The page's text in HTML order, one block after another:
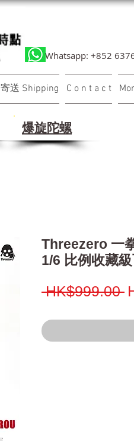
Whatsapp: +852
寄送 Shipping C o n t a c t
​爆旋陀螺
Threezero 一
1/6 比例收藏
HK$999.00